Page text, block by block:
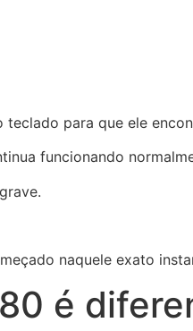
para que ele
funcionando
naquele exato
é